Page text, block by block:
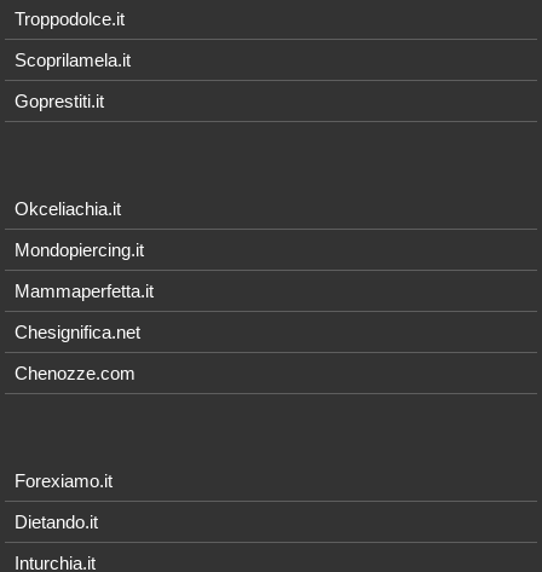
Troppodolce.it
Scoprilamela.it
Goprestiti.it
Okceliachia.it
Mondopiercing.it
Mammaperfetta.it
Chesignifica.net
Chenozze.com
Forexiamo.it
Dietando.it
Inturchia.it